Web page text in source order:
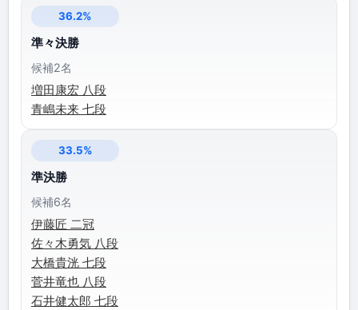
36.2%
準々決勝
候補2名
増田康宏 八段
青嶋未来 七段
33.5%
準決勝
候補6名
伊藤匠 二冠
佐々木勇気 八段
大橋貴洸 七段
菅井竜也 八段
石井健太郎 七段